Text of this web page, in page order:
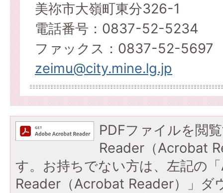
美祢市大嶺町東分326-1
電話番号：0837-52-5234
ファックス：0837-52-5697
zeimu@city.mine.lg.jp
PDFファイルを閲
Reader（Acrobat
す。お持ちでない方は、左記の
Reader（Acrobat Reader）」ダ